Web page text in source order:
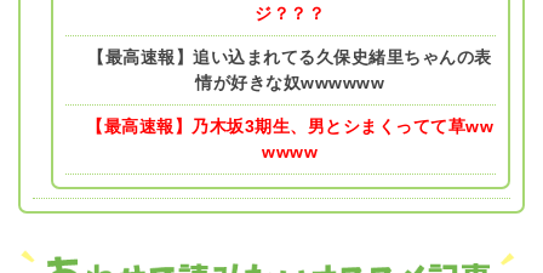
ジ？？？
【最高速報】追い込まれてる久保史緒里ちゃんの表
情が好きな奴wwwwww
【最高速報】乃木坂3期生、男とシまくってて草ww
wwww